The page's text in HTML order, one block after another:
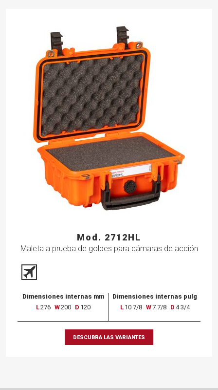
Mod. 2712HL
Maleta a prueba de golpes para cámaras de acción
Dimensiones internas mm
L276 W200 D 120
Dimensiones internas pulg
L 10 7/8 W7 7/8 D 4 3/4
DESCUBRA LAS VARIANTES